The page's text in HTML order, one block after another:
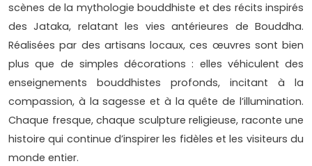
scènes de la mythologie bouddhiste et des récits inspirés
des Jataka, relatant les vies antérieures de Bouddha.
Réalisées par des artisans locaux, ces œuvres sont bien
plus que de simples décorations : elles véhiculent des
enseignements bouddhistes profonds, incitant à la
compassion, à la sagesse et à la quête de l’illumination.
Chaque fresque, chaque sculpture religieuse, raconte une
histoire qui continue d’inspirer les fidèles et les visiteurs du
monde entier.